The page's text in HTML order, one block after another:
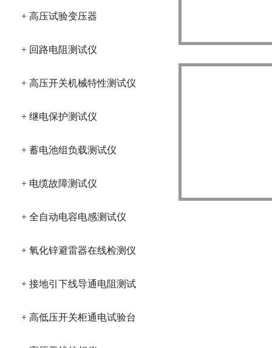
+ 高压试验变压器
+ 回路电阻测试仪
+ 高压开关机械特性测试仪
+ 继电保护测试仪
+ 蓄电池组负载测试仪
+ 电缆故障测试仪
+ 全自动电容电感测试仪
+ 氧化锌避雷器在线检测仪
+ 接地引下线导通电阻测试
仪
+ 高低压开关柜通电试验台